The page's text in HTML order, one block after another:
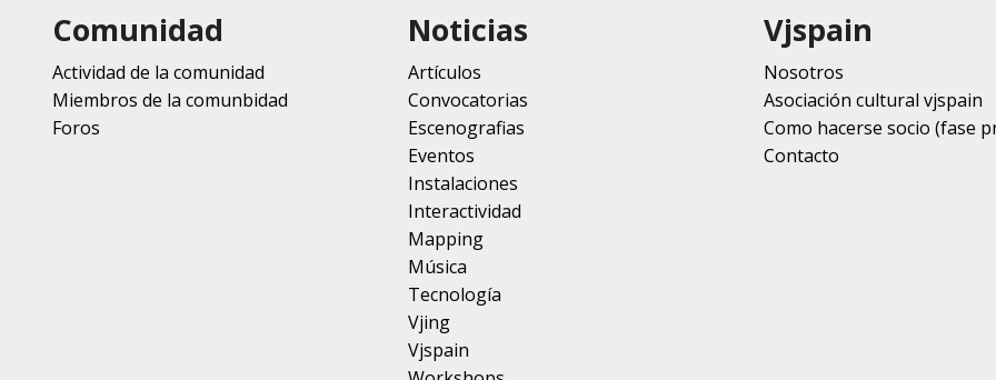
Comunidad
Actividad de la comunidad
Miembros de la comunbidad
Foros
Noticias
Artículos
Convocatorias
Escenografias
Eventos
Instalaciones
Interactividad
Mapping
Música
Tecnología
Vjing
Vjspain
Vjspain
Nosotros
Asociación cultural vjspain
Como hacerse socio (fase
Contacto